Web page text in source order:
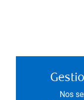
Nos